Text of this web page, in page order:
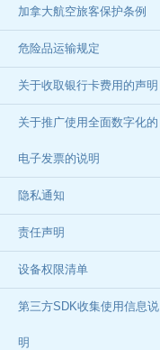
加拿大航空旅客保护条例
危险品运输规定
关于收取银行卡费用的声明
关于推广使用全面数字化的
电子发票的说明
隐私通知
责任声明
设备权限清单
第三方SDK收集使用信息说
明